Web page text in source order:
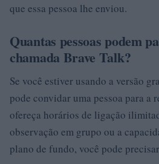
que essa pessoa lhe enviou.
Quantas pessoas podem
chamada Brave Talk?
Se você estiver usando a versão
pode convidar uma pessoa para a
ofereça horários de ligação
observação em grupo ou a
plano de fundo, você pode